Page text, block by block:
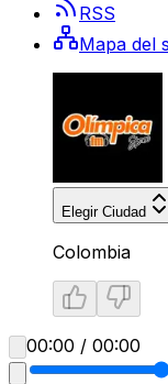
RSS
Mapa del
Elegir Ciudad
Colombia
00:00 / 00:00